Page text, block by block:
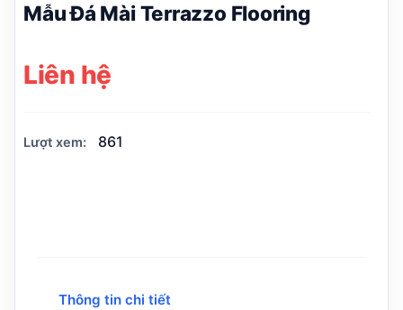
Mẫu Đá Mài Terrazzo Flooring
Liên hệ
Lượt xem: 861
Thông tin chi tiết